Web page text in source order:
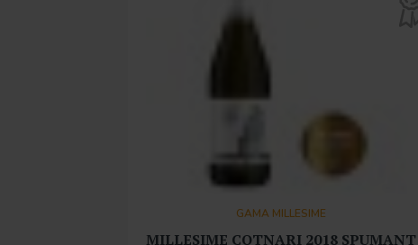
GAMA MILLESIME
MILLESIME COTNARI 2018 SPUMANT